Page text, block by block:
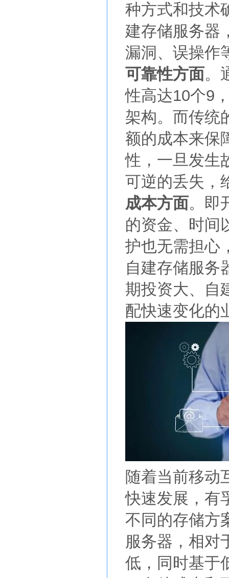
种方式和技术
建存储服务器
漏洞、误操作
可靠性方面。
性高达10个9
架构。而传统
额的成本来保
性，一旦发生
可逆的丢失，
成本方面。即
的资金、时间
护也无需担心
自建存储服务
期投资大、自
配快速变化的
随着当前移动
快速发展，有
不同的存储方
服务器，相对
低，同时基于